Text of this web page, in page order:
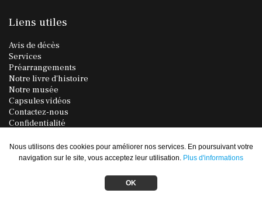
Liens utiles
Avis de décès
Services
Préarrangements
Notre livre d'histoire
Notre musée
Capsules vidéos
Contactez-nous
Confidentialité
Administration →
Nous utilisons des cookies pour améliorer nos services. En poursuivant votre
navigation sur le site, vous acceptez leur utilisation. Plus d'informations
OK